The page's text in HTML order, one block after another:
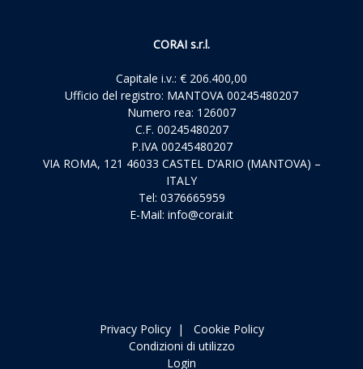
CORAI s.r.l.
Capitale i.v.: € 206.400,00
Ufficio del registro: MANTOVA 00245480207
Numero rea: 126007
C.F. 00245480207
P.IVA 00245480207
VIA ROMA, 121 46033 CASTEL D’ARIO (MANTOVA) –
ITALY
Tel: 0376665959
E-Mail: info@corai.it
Privacy Policy| Cookie Policy
Condizioni di utilizzo
Login